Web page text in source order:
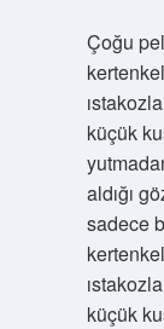
Çoğu
küçük
aldığı
sadece
küçük